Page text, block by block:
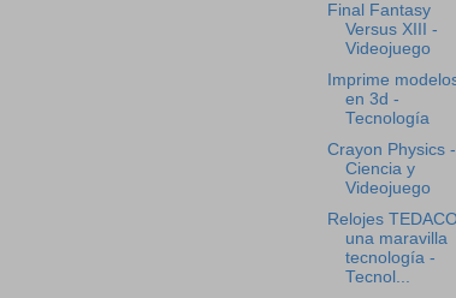
Final Fantasy
Versus XIII -
Videojuego
Imprime
en 3d -
Tecnología
Crayon Physics -
Ciencia y
Videojuego
Relojes
una maravilla
tecnología -
Tecnol...